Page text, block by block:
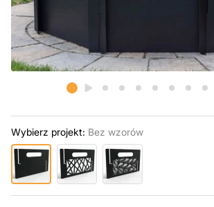
Wybierz projekt: Bez wzorów